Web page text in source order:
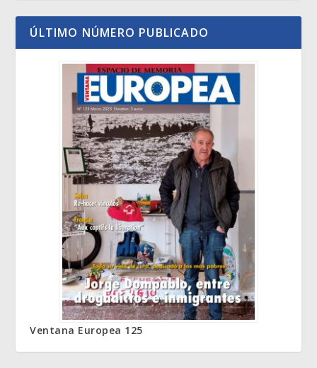
ÚLTIMO NÚMERO PUBLICADO
Ventana Europea 125